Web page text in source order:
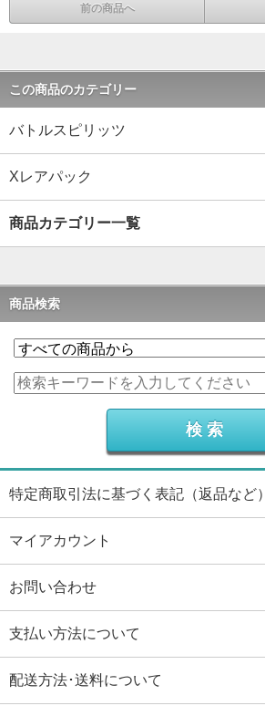
前の商品へ
この商品のカテゴリー
バトルスピリッツ
Xレアパック
商品カテゴリー一覧
商品検索
特定商取引法に基づく表記（返品など）
マイアカウント
お問い合わせ
支払い方法について
配送方法･送料について